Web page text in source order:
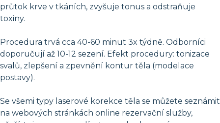
průtok krve v tkáních, zvyšuje tonus a odstraňuje
toxiny.
Procedura trvá cca 40-60 minut 3x týdně. Odborníci
doporučují až 10-12 sezení. Efekt procedury: tonizace
svalů, zlepšení a zpevnění kontur těla (modelace
postavy).
Se všemi typy laserové korekce těla se můžete seznámit
na webových stránkách online rezervační služby,